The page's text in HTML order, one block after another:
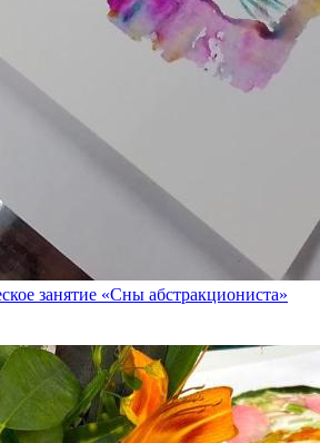
занятие «Сны абстракциониста»